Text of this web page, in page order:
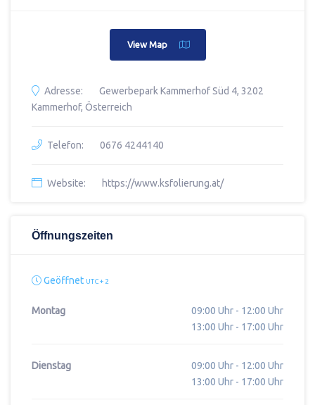
View Map
Adresse:
Gewerbepark Kammerhof Süd 4, 3202
Kammerhof, Österreich
Telefon: 0676 4244140
Website: https://www.ksfolierung.at/
Öffnungszeiten
Geöffnet UTC + 2
Montag
09:00 Uhr - 12:00 Uhr
13:00 Uhr - 17:00 Uhr
Dienstag
09:00 Uhr - 12:00 Uhr
13:00 Uhr - 17:00 Uhr